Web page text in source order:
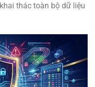
thác toàn bộ dữ liệu